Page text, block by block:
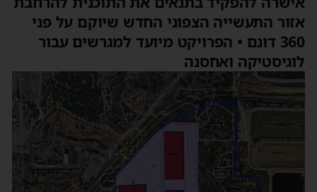
אזור התעשייה הצפוני החדש שיוקם על פני
360 דונם • הפרויקט מיועד למגרשים עבור
לוגיסטיקה ואחסנה